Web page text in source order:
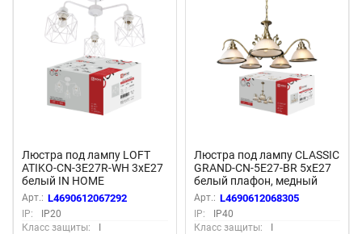
Люстра под лампу LOFT
ATIKO-СN-3E27R-WH 3хЕ27
белый IN HOME
Арт.: L4690612067292
IP:
IP20
Класс защиты:
I
Люстра под лампу CLASSIC
GRAND-CN-5E27-BR 5хЕ27
белый плафон, медный
корпус IN HOME
Арт.: L4690612068305
IP:
IP40
Класс защиты:
I